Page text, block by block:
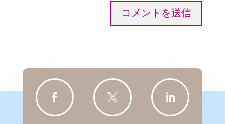
コメントを送信
  